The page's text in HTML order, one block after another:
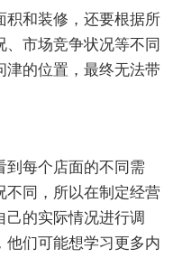
积和装修，还要根据所
市场竞争状况等不同
津的位置，最终无法带
到每个店面的不同需
不同，所以在制定经营
己的实际情况进行调
他们可能想学习更多内